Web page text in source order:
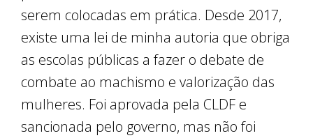
serem colocadas em prática. Desde 2017,
existe uma lei de minha autoria que obriga
as escolas públicas a fazer o debate de
combate ao machismo e valorização das
mulheres. Foi aprovada pela CLDF e
sancionada pelo governo, mas não foi